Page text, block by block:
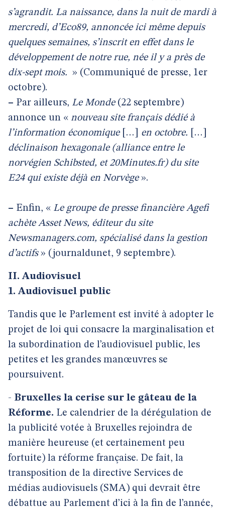
s’agrandit. La naissance, dans la nuit de mardi à
mercredi, d’Eco89, annoncée ici même depuis
quelques semaines, s’inscrit en effet dans le
développement de notre rue, née il y a près de
dix-sept mois. » (Communiqué de presse, 1er
octobre).
– Par ailleurs, Le Monde(22 septembre)
annonce un « nouveau site français dédié à
l’information économique
[…] en octobre.
[…]
déclinaison hexagonale (alliance entre le
norvégien Schibsted, et 20Minutes.fr) du site
E24 qui existe déjà en Norvège».
– Enfin, « Le groupe de presse financière Agefi
achète Asset News, éditeur du site
Newsmanagers.com, spécialisé dans la gestion
d’actifs» (journaldunet, 9 septembre).
II. Audiovisuel
1. Audiovisuel public
Tandis que le Parlement est invité à adopter le
projet de loi qui consacre la marginalisation et
la subordination de l’audiovisuel public, les
petites et les grandes manœuvres se
poursuivent.
- Bruxelles la cerise sur le gâteau de la
Réforme. Le calendrier de la dérégulation de
la publicité votée à Bruxelles rejoindra de
manière heureuse (et certainement peu
fortuite) la réforme française. De fait, la
transposition de la directive Services de
médias audiovisuels (SMA) qui devrait être
débattue au Parlement d’ici à la fin de l’année,